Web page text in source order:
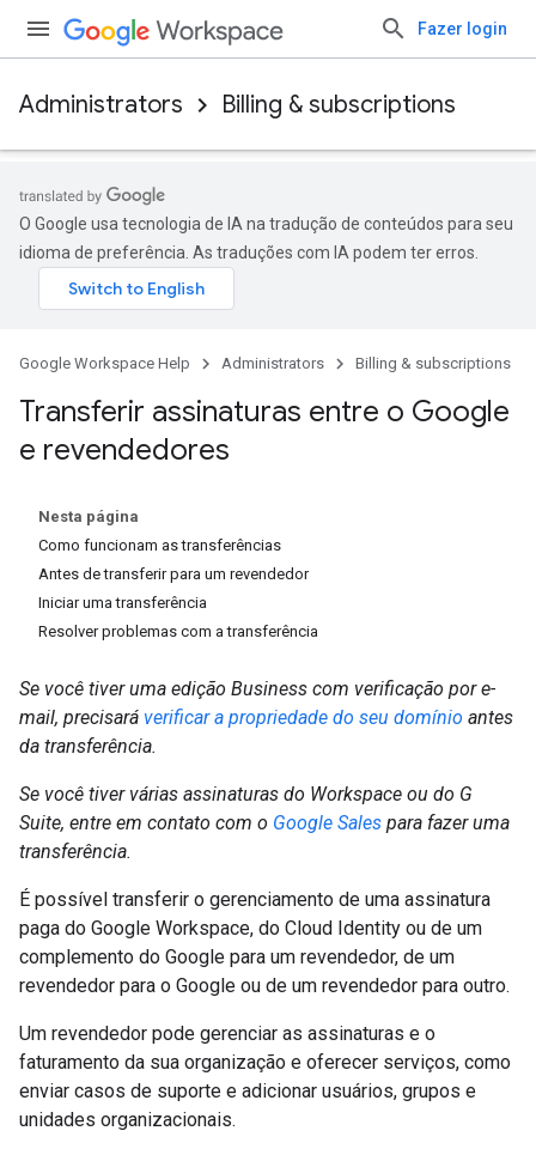
Fazer login
Administrators Billing & subscriptions
O Google usa tecnologia de IA na tradução de conteúdos para seu
idioma de preferência. As traduções com IA podem ter erros.
Google Workspace Help Administrators Billing & subscriptions
Transferir assinaturas entre o Google
e revendedores
Nesta página
Como funcionam as transferências
Antes de transferir para um revendedor
Iniciar uma transferência
Resolver problemas com a transferência
Se você tiver uma edição Business com verificação por e-
mail, precisará verificar a propriedade do seu domínio antes
da transferência.
Se você tiver várias assinaturas do Workspace ou do G
Suite, entre em contato com o Google Sales para fazer uma
transferência.
É possível transferir o gerenciamento de uma assinatura
paga do Google Workspace, do Cloud Identity ou de um
complemento do Google para um revendedor, de um
revendedor para o Google ou de um revendedor para outro.
Um revendedor pode gerenciar as assinaturas e o
faturamento da sua organização e oferecer serviços, como
enviar casos de suporte e adicionar usuários, grupos e
unidades organizacionais.